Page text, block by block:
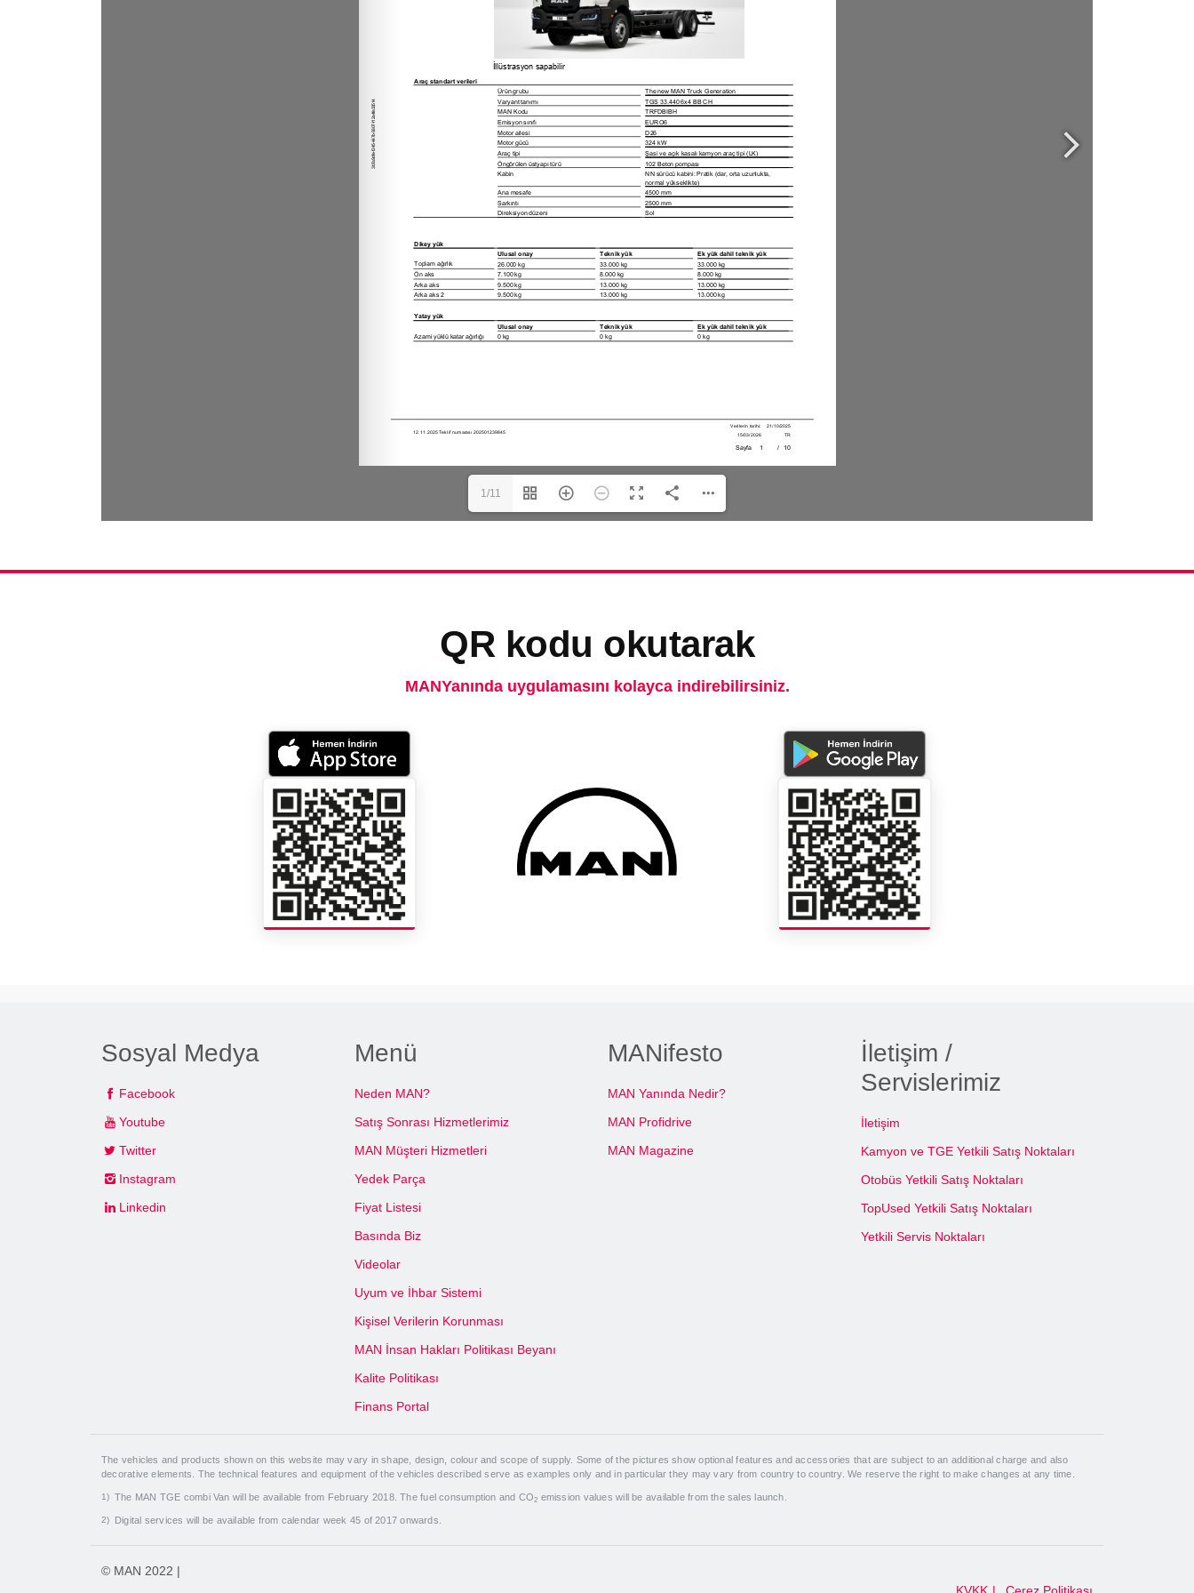
1/11
QR kodu okutarak
MANYanında uygulamasını kolayca indirebilirsiniz.
Sosyal Medya
Facebook
Youtube
Twitter
Instagram
Linkedin
Menü
Neden MAN?
Satış Sonrası Hizmetlerimiz
MAN Müşteri Hizmetleri
Yedek Parça
Fiyat Listesi
Basında Biz
Videolar
Uyum ve İhbar Sistemi
Kişisel Verilerin Korunması
MAN İnsan Hakları Politikası Beyanı
Kalite Politikası
Finans Portal
MANifesto
MAN Yanında Nedir?
MAN Profidrive
MAN Magazine
İletişim /
Servislerimiz
İletişim
Kamyon ve TGE Yetkili Satış Noktaları
Otobüs Yetkili Satış Noktaları
TopUsed Yetkili Satış Noktaları
Yetkili Servis Noktaları
The vehicles and products shown on this website may vary in shape, design, colour and scope of supply. Some of the pictures show optional features and accessories that are subject to an additional charge and also
decorative elements. The technical features and equipment of the vehicles described serve as examples only and in particular they may vary from country to country. We reserve the right to make changes at any time.
The MAN TGE combi Van will be available from February 2018. The fuel consumption and CO2 emission values will be available from the sales launch.
Digital services will be available from calendar week 45 of 2017 onwards.
© MAN 2022 |